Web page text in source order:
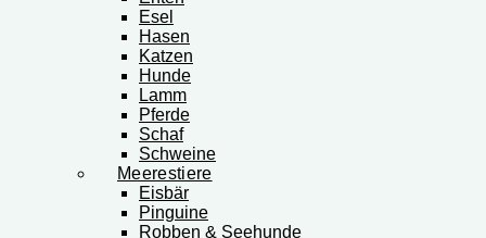
Esel
Hasen
Katzen
Hunde
Lamm
Pferde
Schaf
Schweine
Meerestiere
Eisbär
Pinguine
Robben & Seehunde